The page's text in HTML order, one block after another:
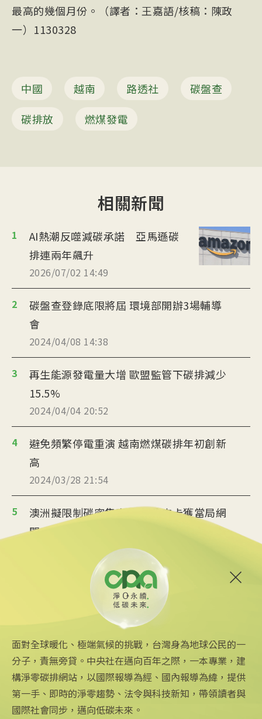
最高的幾個月份。（譯者：王嘉語/核稿：陳政
一）1130328
中國 越南 路透社
碳盤查
碳排放
燃煤發電
相關新聞
1
AI熱潮反噬減碳承諾 亞馬遜碳
排連兩年飆升
2026/07/02 14:49
2
碳盤查登錄底限將屆 環境部開辦3場輔導
會
2024/04/08 14:38
3
再生能源發電量大增 歐盟監管下碳排減少
15.5%
2024/04/04 20:52
4
避免頻繁停電重演 越南燃煤碳排年初創新
高
2024/03/28 21:54
5
澳洲擬限制碳密集車款 部分皮卡獲當局網
開一面
殼牌石油放緩減排步調 引起環保人士反彈
2024/03/18 16:56
中央社網站 關注更多
面對全球暖化、極端氣候的挑戰，台灣身為地球公民的一
分子，責無旁貸。中央社在邁向百年之際，一本專業，建
構淨零碳排網站，以國際報導為經、國內報導為緯，提供
第一手、即時的淨零趨勢、法令與科技新知，帶領讀者與
國際社會同步，邁向低碳未來。